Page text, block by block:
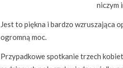
niczym
Jest to piękna i bardzo wzruszająca
ogromną moc.
Przypadkowe spotkanie trzech